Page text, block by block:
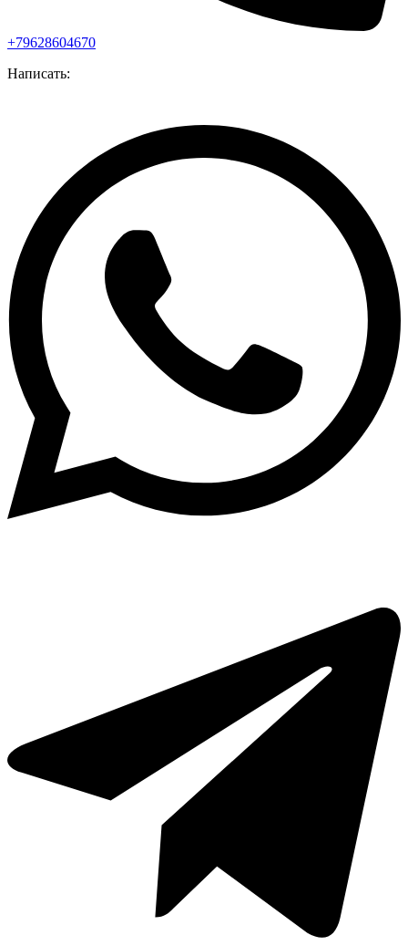
+79628604670
Написать: